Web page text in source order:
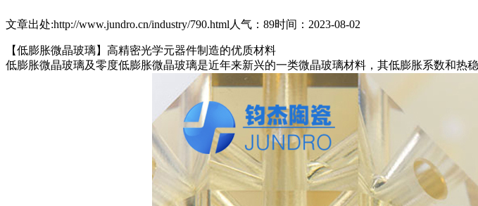
文章出处:http://www.jundro.cn/industry/790.html 人气：89时间：2023-08-02
【低膨胀微晶玻璃】高精密光学元器件制造的优质材料
低膨胀微晶玻璃及零度低膨胀微晶玻璃是近年来新兴的一类微晶玻璃材料，其低膨胀系数和